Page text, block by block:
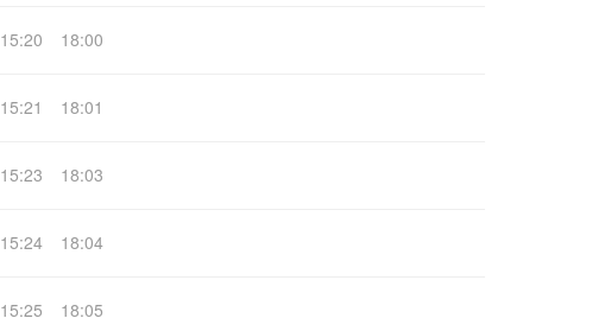
15:20 18:00
15:21 18:01
15:23 18:03
15:24 18:04
15:25 18:05